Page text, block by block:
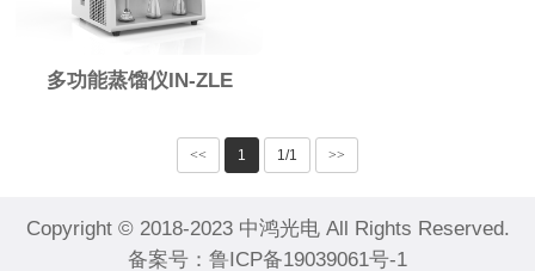
多功能蒸馏仪IN-ZLE
<< 1 1/1 >>
Copyright © 2018-2023 中鸿光电 All Rights Reserved.
备案号： 鲁ICP备19039061号-1